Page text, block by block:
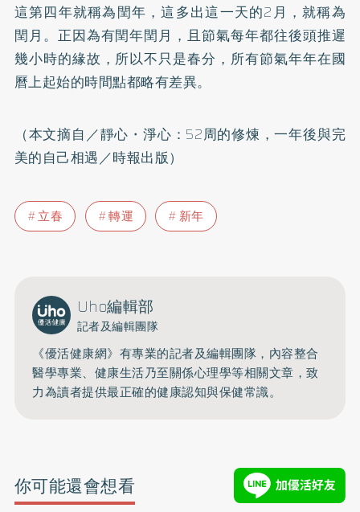
這第四年就稱為閏年，這多出這一天的2月，就稱為
閏月。正因為有閏年閏月，且節氣每年都往後頭推遲
幾小時的緣故，所以不只是春分，所有節氣年年在國
曆上起始的時間點都略有差異。
（本文摘自／靜心・淨心：52周的修煉，一年後與完
美的自己相遇／時報出版）
立春 轉運 新年
Uho編輯部
記者及編輯團隊
《優活健康網》有專業的記者及編輯團隊，內容整合
醫學專業、健康生活乃至關係心理學等相關文章，致
力為讀者提供最正確的健康認知與保健常識。
你可能還會想看